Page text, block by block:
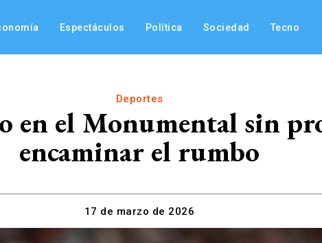
Espectáculos Política Sociedad Tecno
Deportes
en el Monumental sin
encaminar el rumbo
17 de marzo de 2026